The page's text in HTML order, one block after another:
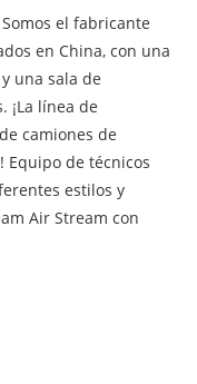
Somos el fabricante
en China, con una
una sala de
¡La línea de
camiones de
de técnicos
estilos y
Air Stream con